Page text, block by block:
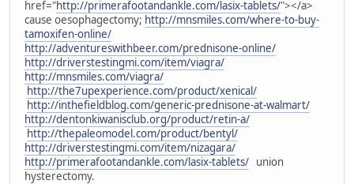
href="http://primerafootandankle.com/lasix-tablets/"></a>
cause oesophagectomy; http://mnsmiles.com/where-to-buy-
tamoxifen-online/
http://adventureswithbeer.com/prednisone-online/
http://driverstestingmi.com/item/viagra/
http://mnsmiles.com/viagra/
http://the7upexperience.com/product/xenical/
http://inthefieldblog.com/generic-prednisone-at-walmart/
http://dentonkiwanisclub.org/product/retin-a/
http://thepaleomodel.com/product/bentyl/
http://driverstestingmi.com/item/nizagara/
http://primerafootandankle.com/lasix-tablets/ union
hysterectomy.